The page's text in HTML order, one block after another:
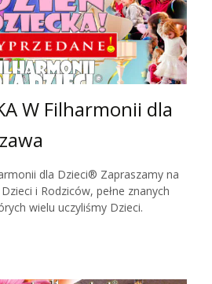
W Filharmonii dla
dla Dzieci® Zapraszamy na
i Rodziców, pełne znanych
wielu uczyliśmy Dzieci.
zabawy muzyczne, zgadywanki,